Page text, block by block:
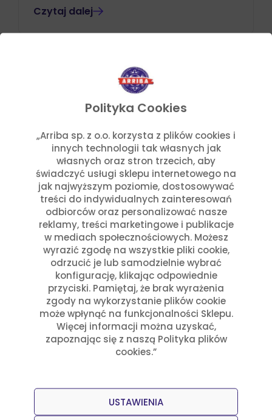
Polityka Cookies
„Arriba sp. z o.o. korzysta z plików cookies i
innych technologii tak własnych jak
własnych oraz stron trzecich, aby
świadczyć usługi sklepu internetowego na
jak najwyższym poziomie, dostosowywać
treści do indywidualnych zainteresowań
odbiorców oraz personalizować nasze
reklamy, treści marketingowe i publikacje
w mediach społecznościowych. Możesz
wyrazić zgodę na wszystkie pliki cookie,
odrzucić je lub samodzielnie wybrać
konfigurację, klikając odpowiednie
przyciski. Pamiętaj, że brak wyrażenia
zgody na wykorzystanie plików cookie
może wpłynąć na funkcjonalności Sklepu.
Więcej informacji można uzyskać,
zapoznając się z naszą Polityka plików
cookies.”
USTAWIENIA
Czytaj dalej
Przepisy Julia Sztyler
Nachos México
Czytaj dalej